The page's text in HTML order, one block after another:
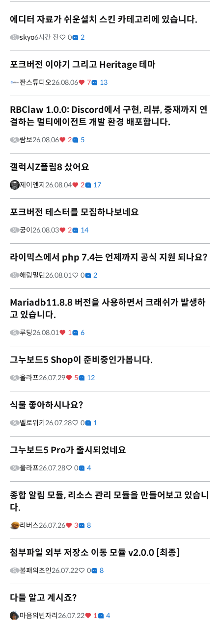
에디터 자료가 쉬운설치 스킨 카테고리에 있습니다.
skyo6시간 전 0 2
포크버전 이야기 그리고 Heritage 테마
짠스튜디오26.08.06 7 13
RBClaw 1.0.0: Discord에서 구현, 리뷰, 중재까지 연
결하는 멀티에이전트 개발 환경 배포합니다.
람보26.08.06 2 5
갤럭시Z플립8 샀어요
제이엔지 26.08.04 2 17
포크버전 테스터를 모집하나보네요
궁이 26.08.03 2 14
라이믹스에서 php 7.4는 언제까지 공식 지원 되나요?
해링밀턴26.08.01 0 2
Mariadb11.8.8 버전을 사용하면서 크래쉬가 발생하
고 있습니다.
루딩26.08.01 1 6
그누보드5 Shop이 준비중인가봅니다.
울라프26.07.29 5 12
식물 좋아하시나요?
벨로위키 26.07.28 0 1
그누보드5 Pro가 출시되었네요
울라프26.07.28 0 4
종합 알림 모듈, 리소스 관리 모듈을 만들어보고 있습니
다.
리버스26.07.26 3 8
첨부파일 외부 저장소 이동 모듈 v2.0.0 [최종]
불패의초인26.07.22 0 8
다들 알고 계시죠?
마음의빈자리 26.07.22 1 4